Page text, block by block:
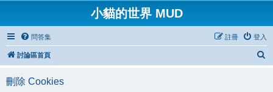
小貓的世界 MUD
問答集 登入
註冊
討論區首頁
刪除 Cookies